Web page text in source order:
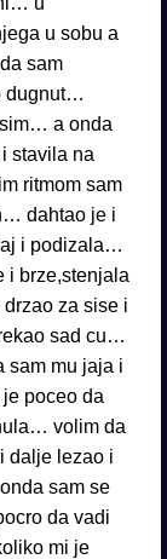
u sobu a
sam
dugnut…
a onda
stavila na
ritmom sam
dahtao je i
i podizala…
i brze,stenjala
za sise i
sad cu…
sam mu jaja i
poceo da
volim da
lezao i
sam se
da vadi
mi je